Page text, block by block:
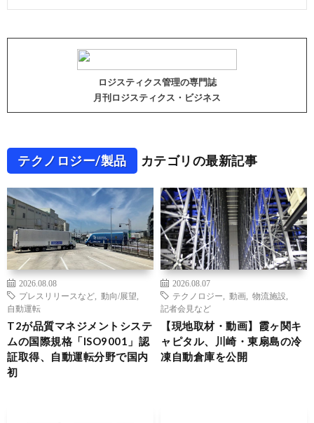
ロジスティクス管理の専門誌
月刊ロジスティクス・ビジネス
テクノロジー/製品 カテゴリの最新記事
2026.08.08
プレスリリースなど
動向/展望
自動運転
T2が品質マネジメントシステ
ムの国際規格「ISO9001」認
証取得、自動運転分野で国内
初
2026.08.07
テクノロジー
動画 物流施設
記者会見など
【現地取材・動画】霞ヶ関キ
ャピタル、川崎・東扇島の冷
凍自動倉庫を公開